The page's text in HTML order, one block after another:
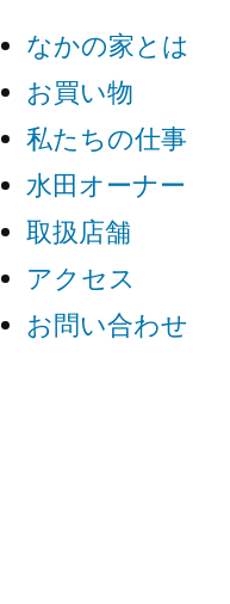
なかの家とは
お買い物
私たちの仕事
水田オーナー
取扱店舗
アクセス
お問い合わせ